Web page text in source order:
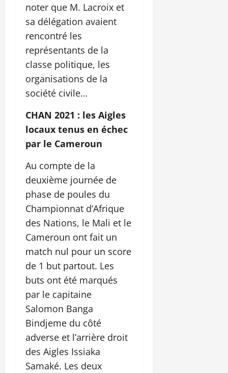
noter que M. Lacroix et
sa délégation avaient
rencontré les
représentants de la
classe politique, les
organisations de la
société civile…
CHAN 2021 : les Aigles
locaux tenus en échec
par le Cameroun
Au compte de la
deuxième journée de
phase de poules du
Championnat d’Afrique
des Nations, le Mali et le
Cameroun ont fait un
match nul pour un score
de 1 but partout. Les
buts ont été marqués
par le capitaine
Salomon Banga
Bindjeme du côté
adverse et l’arrière droit
des Aigles Issiaka
Samaké. Les deux